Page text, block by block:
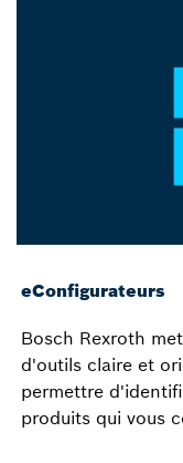
eConfigurateurs
Bosch Rexroth
d'outils claire et
permettre
produits qui vous